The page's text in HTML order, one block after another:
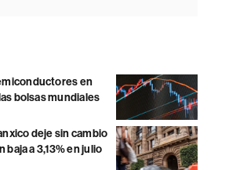
en
bolsas mundiales
deje sin cambio
a 3,13% en julio